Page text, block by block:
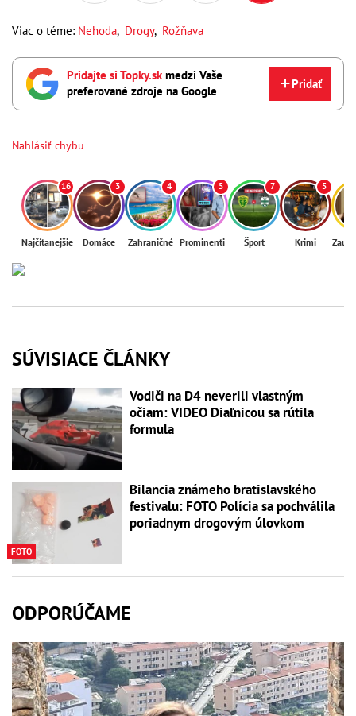
Viac o téme: Nehoda, Drogy, Rožňava
Pridajte si Topky.skmedzi Vaše
preferované zdroje na Google
Pridať
Nahlásiť chybu
16
Najčítanejšie
3
Domáce
4
Zahraničné
5
Prominenti
7
Šport
5
Krimi
SÚVISIACE ČLÁNKY
Vodiči na D4 neverili vlastným
očiam: VIDEO Diaľnicou sa rútila
formula
FOTO
Bilancia známeho bratislavského
festivalu: FOTO Polícia sa pochválila
poriadnym drogovým úlovkom
ODPORÚČAME